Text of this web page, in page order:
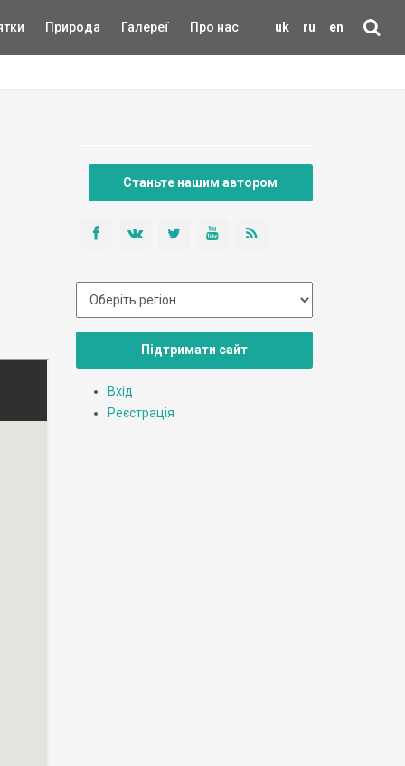
uk ru en
Природа Галереї Про нас
Станьте нашим автором
Підтримати сайт
Вхід
Реєстрація